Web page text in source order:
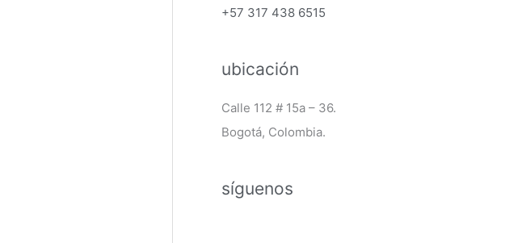
+57 317 438 6515
ubicación
Calle 112 # 15a – 36.
Bogotá, Colombia.
síguenos